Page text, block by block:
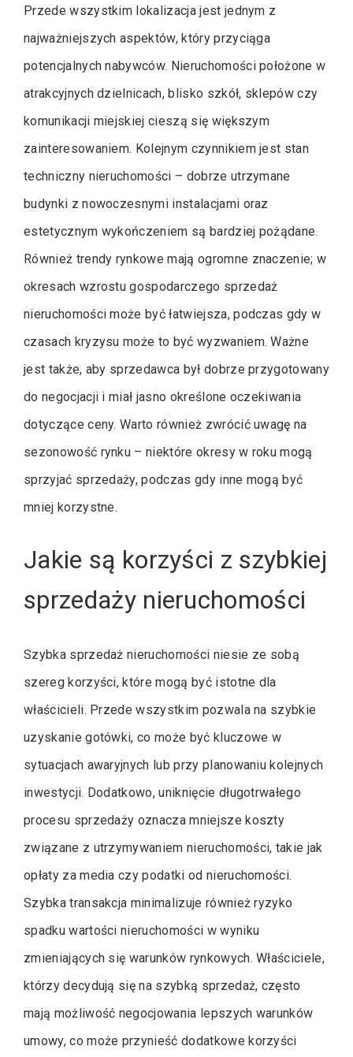
Przede wszystkim lokalizacja jest jednym z
najważniejszych aspektów, który przyciąga
potencjalnych nabywców. Nieruchomości położone w
atrakcyjnych dzielnicach, blisko szkół, sklepów czy
komunikacji miejskiej cieszą się większym
zainteresowaniem. Kolejnym czynnikiem jest stan
techniczny nieruchomości – dobrze utrzymane
budynki z nowoczesnymi instalacjami oraz
estetycznym wykończeniem są bardziej pożądane.
Również trendy rynkowe mają ogromne znaczenie; w
okresach wzrostu gospodarczego sprzedaż
nieruchomości może być łatwiejsza, podczas gdy w
czasach kryzysu może to być wyzwaniem. Ważne
jest także, aby sprzedawca był dobrze przygotowany
do negocjacji i miał jasno określone oczekiwania
dotyczące ceny. Warto również zwrócić uwagę na
sezonowość rynku – niektóre okresy w roku mogą
sprzyjać sprzedaży, podczas gdy inne mogą być
mniej korzystne.
Jakie są korzyści z szybkiej
sprzedaży nieruchomości
Szybka sprzedaż nieruchomości niesie ze sobą
szereg korzyści, które mogą być istotne dla
właścicieli. Przede wszystkim pozwala na szybkie
uzyskanie gotówki, co może być kluczowe w
sytuacjach awaryjnych lub przy planowaniu kolejnych
inwestycji. Dodatkowo, uniknięcie długotrwałego
procesu sprzedaży oznacza mniejsze koszty
związane z utrzymywaniem nieruchomości, takie jak
opłaty za media czy podatki od nieruchomości.
Szybka transakcja minimalizuje również ryzyko
spadku wartości nieruchomości w wyniku
zmieniających się warunków rynkowych. Właściciele,
którzy decydują się na szybką sprzedaż, często
mają możliwość negocjowania lepszych warunków
umowy, co może przynieść dodatkowe korzyści